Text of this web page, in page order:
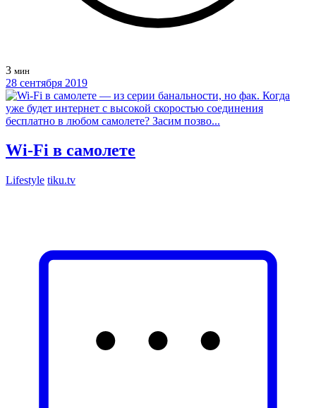
3 мин
28 сентября 2019
Wi-Fi в самолете
Lifestyle tiku.tv